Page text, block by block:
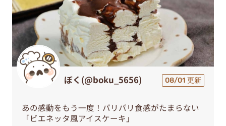
ぼく(@boku_5656) 08/01 更新
あの感動をもう一度！パリパリ食感がたまらない
「ビエネッタ風アイスケーキ」